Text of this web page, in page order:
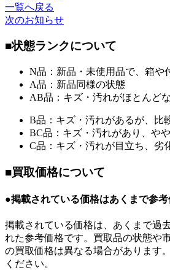
一覧へ戻る
次のお知らせ
■状態ランクについて
N品：新品・未使用品で、箱や
A品：新品同様の状態
AB品：キズ・汚れがほとんどな
B品：キズ・汚れがあるが、比
BC品：キズ・汚れがあり、や
C品：キズ・汚れが目立ち、劣
■買取価格について
●掲載されている価格はあくまで参
掲載されている価格は、あくまで過
れた参考価格です。買取品の状態や
の買取価格は異なる場合があります
ください。